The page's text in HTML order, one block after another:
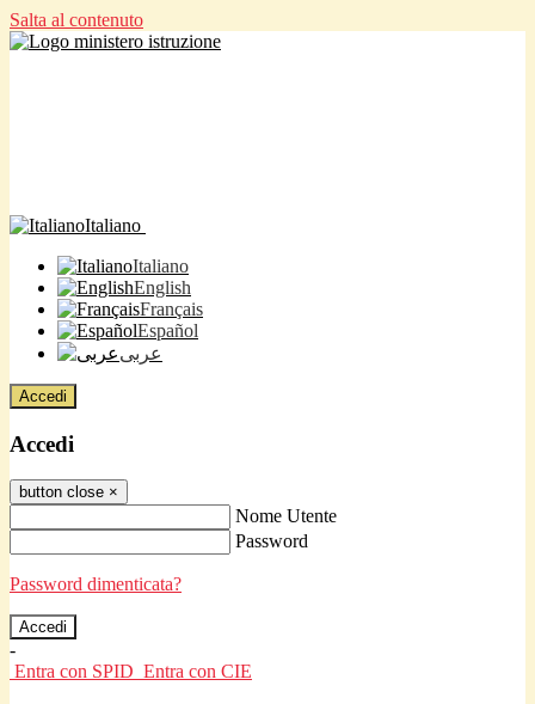
Salta al contenuto
Italiano
Italiano
English
Français
Español
عربى
Accedi
Accedi
button close ×
Nome Utente
Password
Password dimenticata?
-
Entra con SPID Entra con CIE